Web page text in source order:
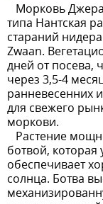
Морковь
типа Нантская
стараний
Zwaan.
дней от посева,
через 3,5-4
ранневесенних
для свежего
моркови.
Растение
ботвой, которая
обеспечивает
солнца. Ботва